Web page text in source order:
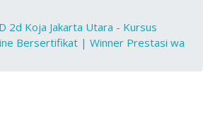
2d Koja Jakarta Utara - Kursus
Bersertifikat | Winner Prestasi wa